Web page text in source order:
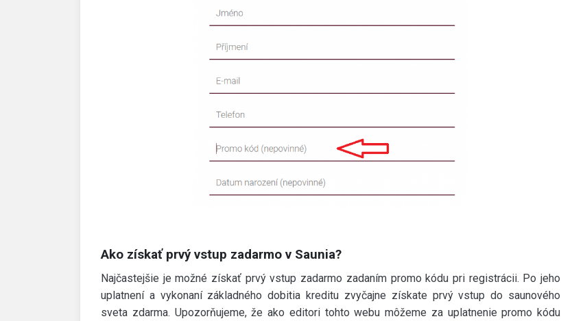
Ako získať prvý vstup zadarmo v Saunia?
Najčastejšie je možné získať prvý vstup zadarmo zadaním promo kódu pri registrácii. Po jeho
uplatnení a vykonaní základného dobitia kreditu zvyčajne získate prvý vstup do saunového
sveta zdarma. Upozorňujeme, že ako editori tohto webu môžeme za uplatnenie promo kódu